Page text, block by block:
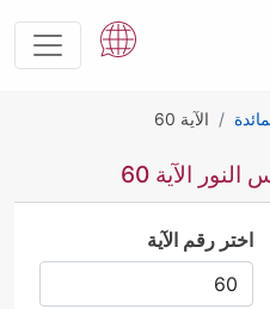
الآية 60
الآية 60
اختر رقم الآية